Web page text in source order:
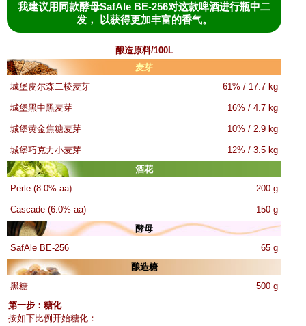
我建议用同款酵母SafAle BE-256对这款啤酒进行瓶中二
发， 以获得更加丰富的香气。
酿造原料/100L
麦芽
城堡皮尔森二棱麦芽
61% / 17.7 kg
城堡黑中黑麦芽 16% / 4.7 kg
城堡黄金焦糖麦芽 10% / 2.9 kg
城堡巧克力小麦芽
12% / 3.5 kg
酒花
Perle (8.0% aa)
200 g
Cascade (6.0% aa)
150 g
酵母
SafAle BE-256
65 g
酿造糖
黑糖
500 g
第一步：糖化
按如下比例开始糖化：